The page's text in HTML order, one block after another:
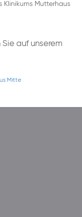
Klinikums Mutterhaus
auf unserem
Mitte